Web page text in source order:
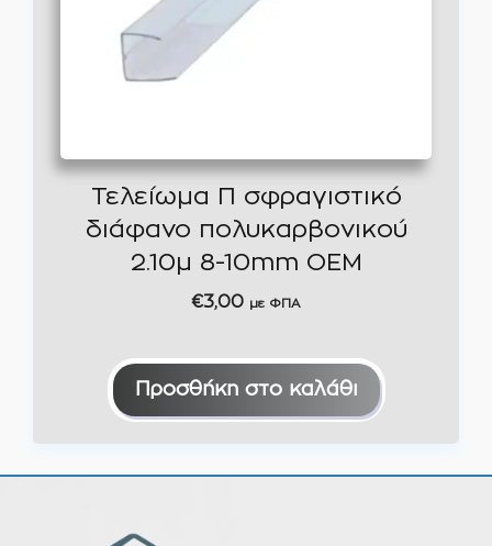
Τελείωμα Π σφραγιστικό
διάφανο πολυκαρβονικού
2.10μ 8-10mm ΟΕΜ
€3,00 με ΦΠΑ
Προσθήκη στο καλάθι